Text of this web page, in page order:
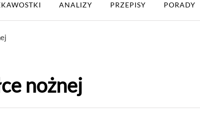
ANALIZY PRZEPISY PORADY
nożnej